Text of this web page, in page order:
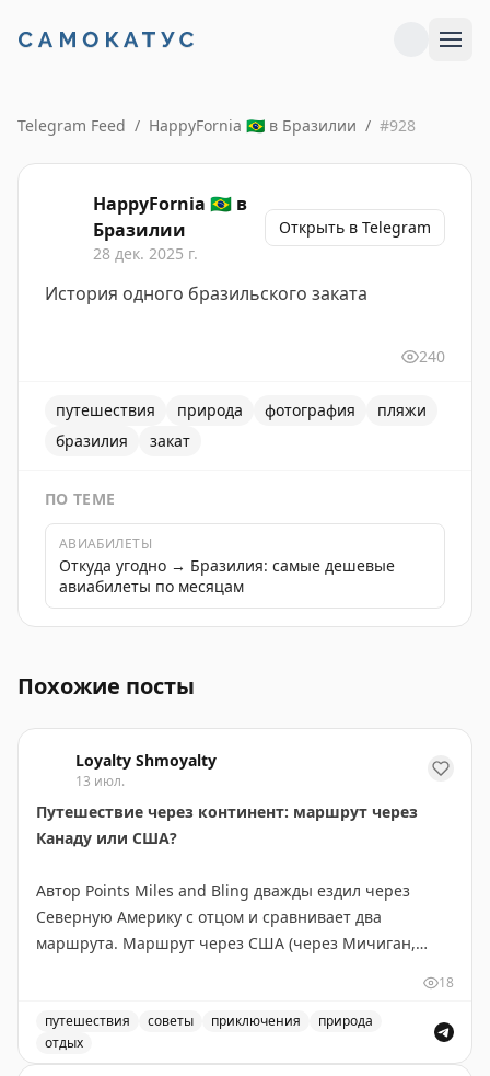
Telegram Feed / HappyFornia 🇧🇷 в Бразилии / #928
HappyFornia 🇧🇷 в
Бразилии
28 дек. 2025 г.
Открыть в Telegram
История одного бразильского заката
240
путешествия природа фотография
пляжи
бразилия
закат
ПО ТЕМЕ
АВИАБИЛЕТЫ
Откуда угодно → Бразилия: самые дешевые
авиабилеты по месяцам
Похожие посты
Loyalty Shmoyalty
13 июл.
Путешествие через континент: маршрут через
Канаду или США?
Автор Points Miles and Bling дважды ездил через
Северную Америку с отцом и сравнивает два
маршрута. Маршрут через США (через Мичиган,
экономнее по топливу — идеален, если спешите. Но
главное открытие — это не пейзажи, а люди и
неожиданные остановки. В маленьком городке
18
путешествия советы приключения
природа
отдых